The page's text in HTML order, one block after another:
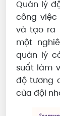
Quản lý
công việc
và tạo ra
một
quản lý
suất làm
độ tương
của đội